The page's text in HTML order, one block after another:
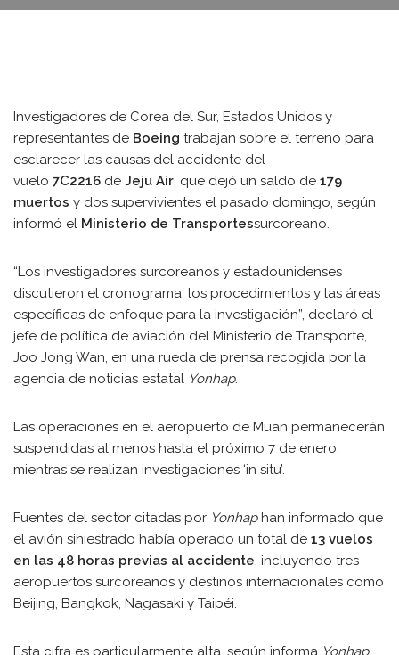
Investigadores de Corea del Sur, Estados Unidos y
representantes de Boeing trabajan sobre el terreno para
esclarecer las causas del accidente del
vuelo 7C2216 de Jeju Air, que dejó un saldo de 179
muertos y dos supervivientes el pasado domingo, según
informó el Ministerio de Transportessurcoreano.
“Los investigadores surcoreanos y estadounidenses
discutieron el cronograma, los procedimientos y las áreas
específicas de enfoque para la investigación”, declaró el
jefe de política de aviación del Ministerio de Transporte,
Joo Jong Wan, en una rueda de prensa recogida por la
agencia de noticias estatal Yonhap.
Las operaciones en el aeropuerto de Muan permanecerán
suspendidas al menos hasta el próximo 7 de enero,
mientras se realizan investigaciones ‘in situ’.
Fuentes del sector citadas por Yonhaphan informado que
el avión siniestrado había operado un total de 13 vuelos
en las 48 horas previas al accidente, incluyendo tres
aeropuertos surcoreanos y destinos internacionales como
Beijing, Bangkok, Nagasaki y Taipéi.
Esta cifra es particularmente alta, según informa Yonhap,